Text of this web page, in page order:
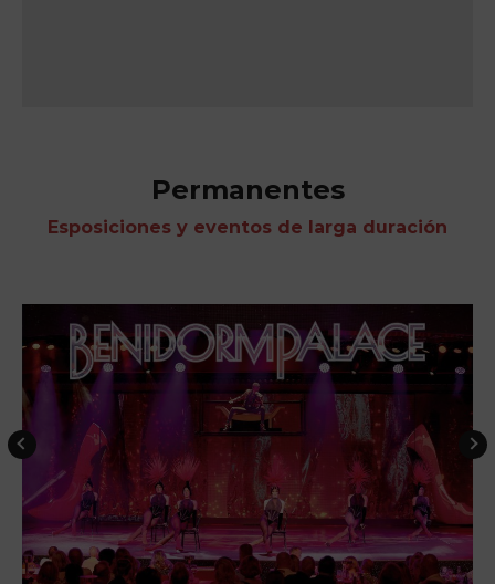
Permanentes
Esposiciones y eventos de larga duración